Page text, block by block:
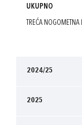
UKUPNO
TREĆA
2024/25
2025